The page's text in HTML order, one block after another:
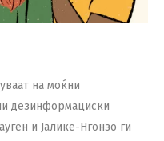
на моќни
дезинформациски
и Јалике-Нгонзо ги